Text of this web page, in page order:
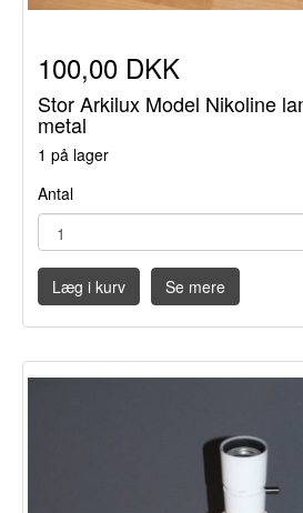
100,00 DKK
Stor Arkilux Model Nikoline
metal
1 på lager
Antal
Læg i kurv Se mere